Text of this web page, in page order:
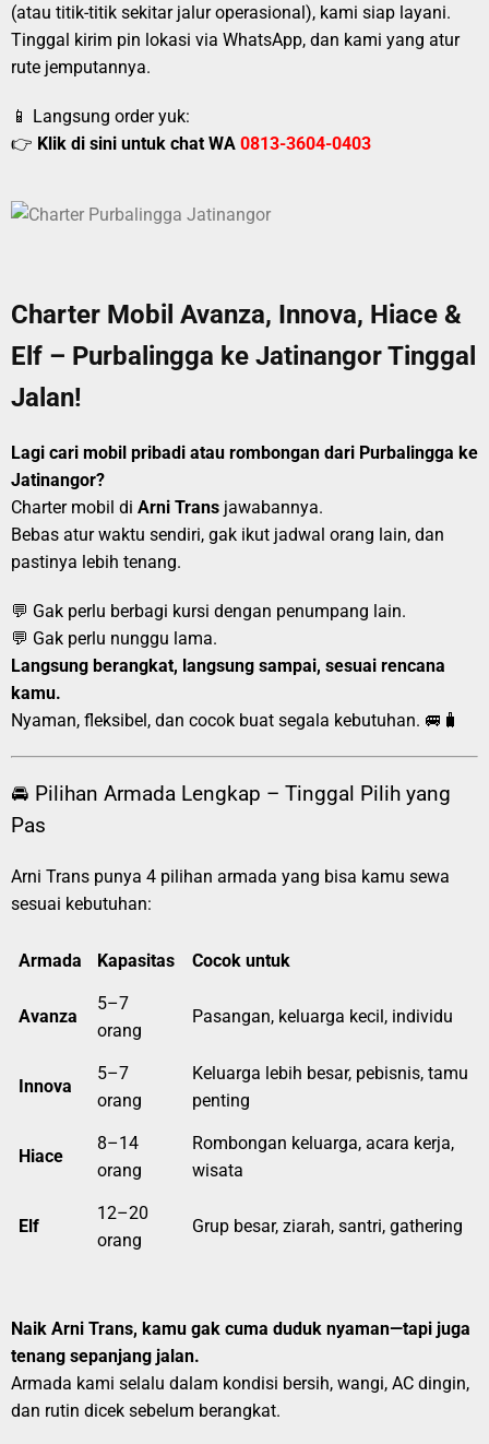
(atau titik-titik sekitar jalur operasional), kami siap layani.
Tinggal kirim pin lokasi via WhatsApp, dan kami yang atur
rute jemputannya.
📱 Langsung order yuk:
👉 Klik di sini untuk chat WA 0813-3604-0403
Charter Mobil Avanza, Innova, Hiace &
Elf – Purbalingga ke Jatinangor Tinggal
Jalan!
Lagi cari mobil pribadi atau rombongan dari Purbalingga ke
Jatinangor?
Charter mobil di Arni Trans jawabannya.
Bebas atur waktu sendiri, gak ikut jadwal orang lain, dan
pastinya lebih tenang.
💬 Gak perlu berbagi kursi dengan penumpang lain.
💬 Gak perlu nunggu lama.
Langsung berangkat, langsung sampai, sesuai rencana
kamu.
Nyaman, fleksibel, dan cocok buat segala kebutuhan. 🚐🧳
🚘 Pilihan Armada Lengkap – Tinggal Pilih yang
Pas
Arni Trans punya 4 pilihan armada yang bisa kamu sewa
sesuai kebutuhan:
Armada Kapasitas Cocok untuk
Avanza
5–7
orang
Pasangan, keluarga kecil, individu
Innova
5–7
orang
Keluarga lebih besar, pebisnis, tamu
penting
Hiace
8–14
orang
Rombongan keluarga, acara kerja,
wisata
Elf
12–20
orang
Grup besar, ziarah, santri, gathering
Naik Arni Trans, kamu gak cuma duduk nyaman—tapi juga
tenang sepanjang jalan.
Armada kami selalu dalam kondisi bersih, wangi, AC dingin,
dan rutin dicek sebelum berangkat.